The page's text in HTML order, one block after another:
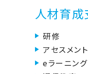
人材育成
研修
アセスメント
eラーニング